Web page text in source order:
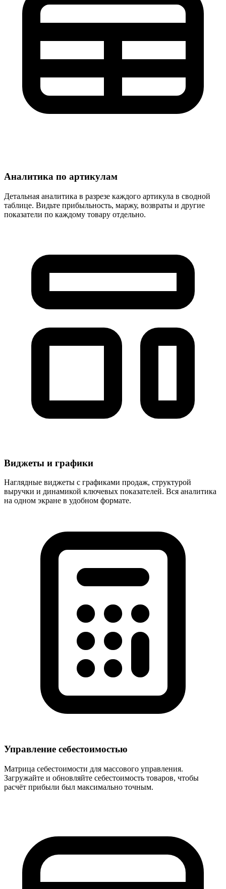
Аналитика по артикулам
Детальная аналитика в разрезе каждого артикула в сводной
таблице. Видьте прибыльность, маржу, возвраты и другие
показатели по каждому товару отдельно.
Виджеты и графики
Наглядные виджеты с графиками продаж, структурой
выручки и динамикой ключевых показателей. Вся аналитика
на одном экране в удобном формате.
Управление себестоимостью
Матрица себестоимости для массового управления.
Загружайте и обновляйте себестоимость товаров, чтобы
расчёт прибыли был максимально точным.